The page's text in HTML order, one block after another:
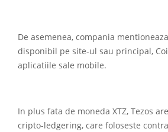
De asemenea, compania
disponibil pe site-ul sau principal,
aplicatiile sale mobile.
In plus fata de moneda XTZ, Tezos
cripto-ledgering, care foloseste